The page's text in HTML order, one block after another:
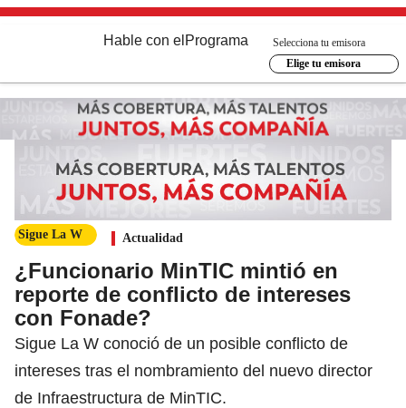
Hable con el Programa
Selecciona tu emisora
Elige tu emisora
Sigue La W Actualidad
¿Funcionario MinTIC mintió en
reporte de conflicto de intereses
con Fonade?
Sigue La W conoció de un posible conflicto de
intereses tras el nombramiento del nuevo director
de Infraestructura de MinTIC.